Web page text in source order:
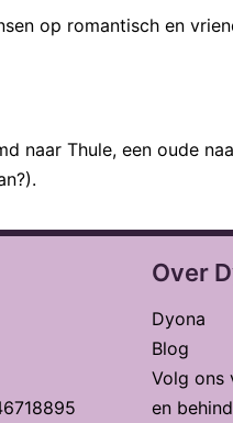
op romantisch en
naar Thule, een oude
Over
Dyona
Blog
Volg ons
en